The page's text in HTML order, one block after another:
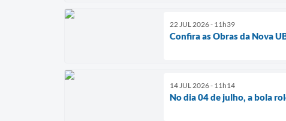
22 JUL 2026 - 11h39
Confira as Obras da Nova
14 JUL 2026 - 11h14
No dia 04 de julho, a bola